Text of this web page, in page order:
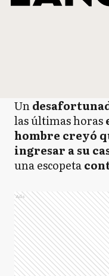
Un
las últimas horas
hombre creyó
ingresar a su
una escopeta
Ads